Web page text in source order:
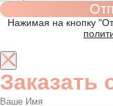
Нажимая на кнопку
Заказать